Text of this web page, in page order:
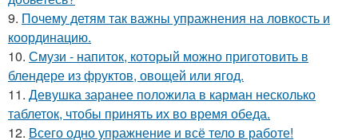
9. Почему детям так важны упражнения на ловкость и
координацию.
10. Смузи - напиток, который можно приготовить в
блендере из фруктов, овощей или ягод.
11. Девушка заранее положила в карман несколько
таблеток, чтобы принять их во время обеда.
12. Всего одно упражнение и всё тело в работе!